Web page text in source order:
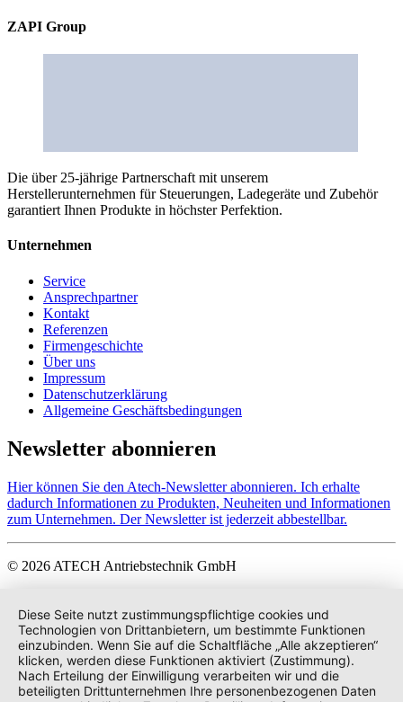
ZAPI Group
Die über 25-jährige Partnerschaft mit unserem
Herstellerunternehmen für Steuerungen, Ladegeräte und Zubehör
garantiert Ihnen Produkte in höchster Perfektion.
Unternehmen
Service
Ansprechpartner
Kontakt
Referenzen
Firmengeschichte
Über uns
Impressum
Datenschutzerklärung
Allgemeine Geschäftsbedingungen
Newsletter abonnieren
Hier können Sie den Atech-Newsletter abonnieren. Ich erhalte
dadurch Informationen zu Produkten, Neuheiten und Informationen
zum Unternehmen. Der Newsletter ist jederzeit abbestellbar.
© 2026 ATECH Antriebstechnik GmbH
Diese Seite nutzt zustimmungspflichtige cookies und
Technologien von Drittanbietern, um bestimmte Funktionen
einzubinden. Wenn Sie auf die Schaltfläche „Alle akzeptieren“
klicken, werden diese Funktionen aktiviert (Zustimmung).
Nach Erteilung der Einwilligung verarbeiten wir und die
beteiligten Drittunternehmen Ihre personenbezogenen Daten